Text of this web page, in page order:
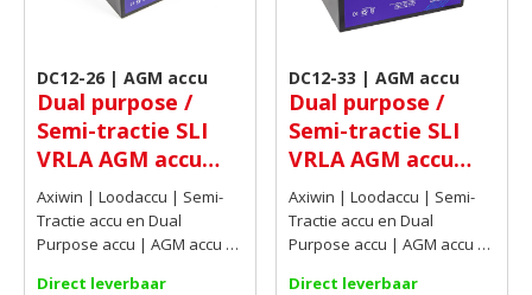
DC12-26 | AGM accu
Dual purpose /
Semi-tractie SLI
VRLA AGM accu
12V 26Ah(C20)
Axiwin | Loodaccu | Semi-
Tractie accu en Dual
Purpose accu | AGM accu |
Direct leverbaar
DC12-33 | AGM accu
Dual purpose /
Semi-tractie SLI
VRLA AGM accu
12V 34,62Ah(C20)
Axiwin | Loodaccu | Semi-
Tractie accu en Dual
Purpose accu | AGM accu |
Direct leverbaar